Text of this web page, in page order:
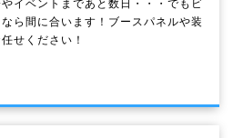
イベントまであと数日・・・でもビ
ら間に合います！ブースパネルや装
せください！